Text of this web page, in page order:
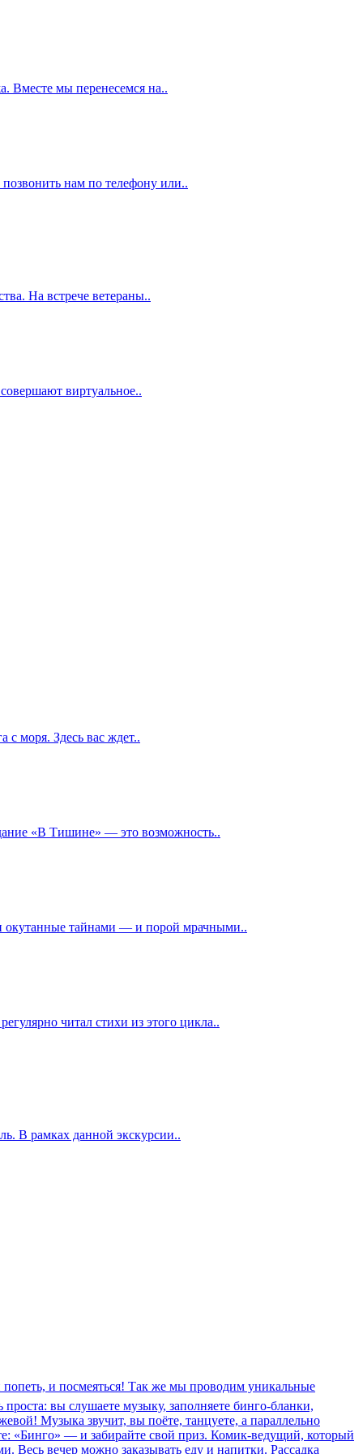
Вместе мы перенесемся на..
нам по телефону или..
На встрече ветераны..
виртуальное..
моря. Здесь вас ждет..
«В Тишине» — это возможность..
окутанные тайнами — и порой мрачными..
читал стихи из этого цикла..
В рамках данной экскурсии..
и посмеяться! Так же мы проводим уникальные
вы слушаете музыку, заполняете бинго-бланки,
Музыка звучит, вы поёте, танцуете, а параллельно
«Бинго» — и забирайте свой приз. Комик-ведущий, который
Весь вечер можно заказывать еду и напитки. Рассадка